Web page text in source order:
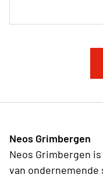
Neos Grimbergen
Neos Grimbergen
van